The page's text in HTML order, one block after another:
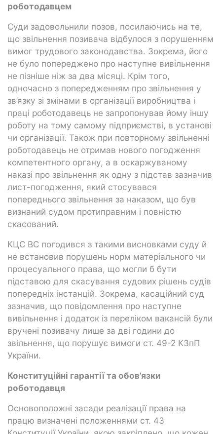
роботодавцем
Суди задовольнили позов, посилаючись на те,
що звільнення позивача відбулося з порушенням
вимог трудового законодавства. Зокрема, його
не було попереджено про наступне вивільнення
не пізніше ніж за два місяці. Крім того,
одночасно з попередженням про звільнення у
зв’язку зі змінами в організації виробництва і
праці роботодавець не запропонував йому іншу
роботу на тому самому підприємстві, в установі
чи організації. Також при повторному звільненні
роботодавець не отримав нового погодження
компетентного органу, а в оскаржуваному
наказі про звільнення як одну з підстав зазначив
лист-погодження, який стосувався
попереднього звільнення за наказом, що був
визнаний судом протиправним і повністю
скасований.
КЦС ВС погодився з такими висновками суду й
не встановив порушень норм матеріального чи
процесуального права, що могли б бути
підставою для скасування судових рішень судів
попередніх інстанцій. Зокрема, касаційний суд
зазначив, що повідомлення про наступне
вивільнення і додаток із переліком вакансій були
вручені позивачу лише за дві години до
звільнення, що порушує вимоги ст. 49-2 КЗпП
України.
Конституційні гарантії та обов’язки
роботодавця
Основоположні засади реалізації права на
працю визначені положеннями ст. 43